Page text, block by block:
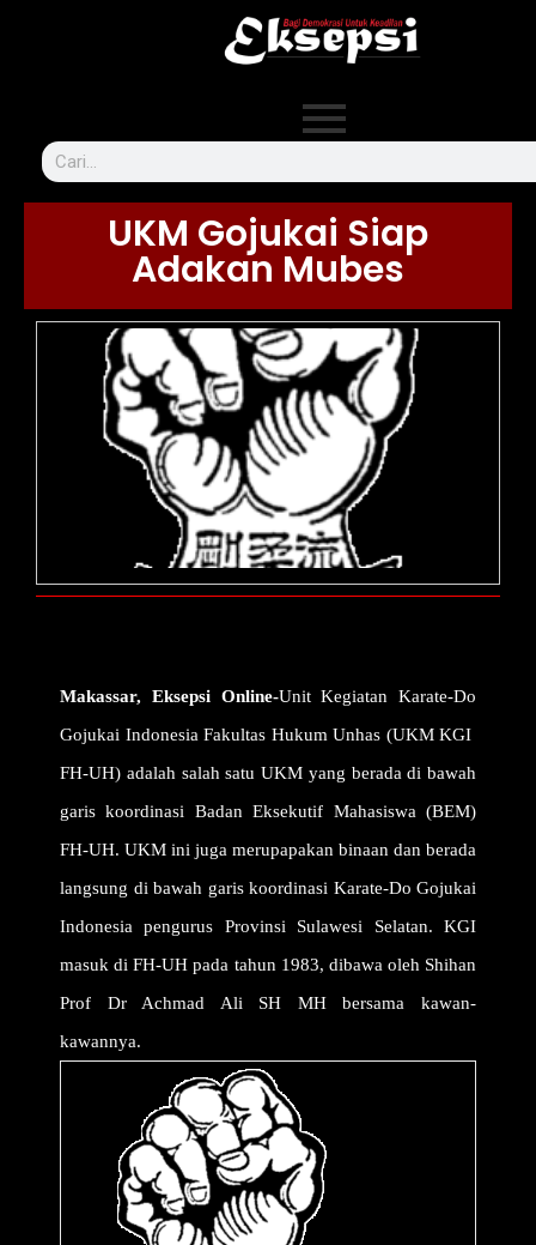
UKM Gojukai Siap
Adakan Mubes
Makassar, Eksepsi Online-Unit Kegiatan Karate-Do
Gojukai Indonesia Fakultas Hukum Unhas (UKM KGI
FH-UH) adalah salah satu UKM yang berada di bawah
garis koordinasi Badan Eksekutif Mahasiswa (BEM)
FH-UH. UKM ini juga merupapakan binaan dan berada
langsung di bawah garis koordinasi Karate-Do Gojukai
Indonesia pengurus Provinsi Sulawesi Selatan. KGI
masuk di FH-UH pada tahun 1983, dibawa oleh Shihan
Prof Dr Achmad Ali SH MH bersama kawan-
kawannya.